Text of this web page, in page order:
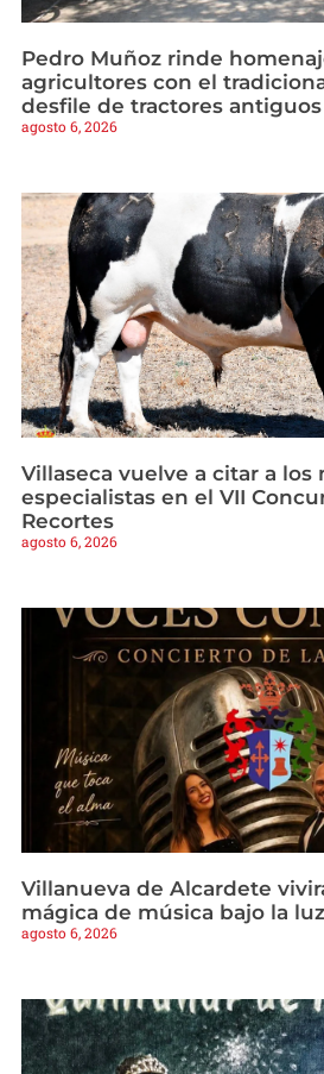
Pedro Muñoz rinde
agricultores con el
desfile de tractores antiguos
agosto 6, 2026
Villaseca vuelve a citar a los
especialistas en el VII
Recortes
agosto 6, 2026
Villanueva de Alcardete
mágica de música bajo la
agosto 6, 2026